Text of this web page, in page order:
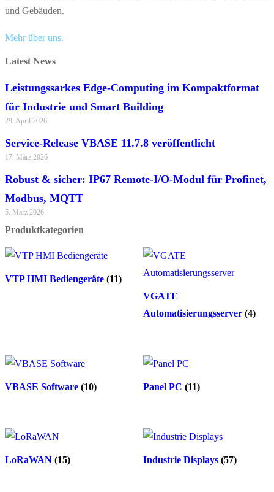
und Gebäuden.
Mehr über uns.
Latest News
Leistungssarkes Edge-Computing im Kompaktformat
für Industrie und Smart Building
29. April 2026
Service-Release VBASE 11.7.8 veröffentlicht
17. März 2026
Robust & sicher: IP67 Remote-I/O-Modul für Profinet,
Modbus, MQTT
5. März 2026
Produktkategorien
VTP HMI Bediengeräte (11)
VGATE
Automatisierungsserver (4)
VBASE Software (10) Panel PC (11)
LoRaWAN (15) Industrie Displays (57)